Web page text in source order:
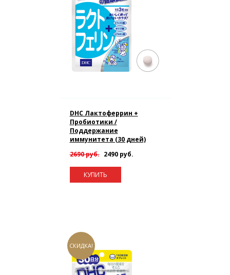
DHC Лактоферрин +
Пробиотики /
Поддержание
иммунитета (30 дней)
2690 руб. 2490 руб.
КУПИТЬ
СКИДКА!